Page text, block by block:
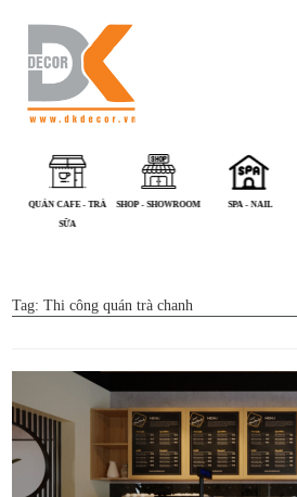
QUÁN CAFE - TRÀ
SHOP - SHOWROOM SPA - NAIL
Tag:Thi công quán trà chanh